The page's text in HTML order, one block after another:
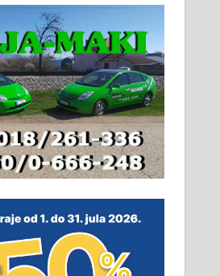
064/21-63-584
ОГЛАСИ
флотација Рудник
запошљава 20
рудара. Услови:
школа, пожељно
на истим и
услов. Обезбеђен
превоз, исхрана.
– локал 22